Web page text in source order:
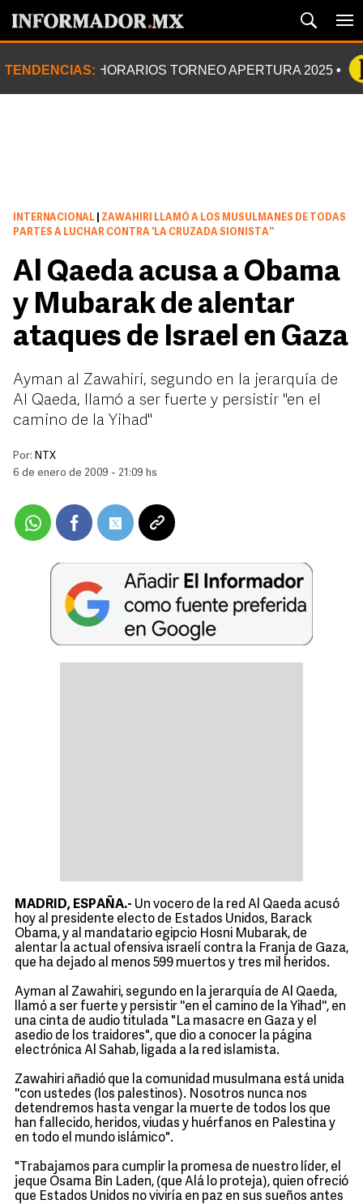
TENDENCIAS: HORARIOS TORNEO APERTURA 2025
INTERNACIONAL
ZAWAHIRI LLAMÓ A LOS MUSULMANES DE TODAS
PARTES A LUCHAR CONTRA 'LA CRUZADA SIONISTA''
Al Qaeda acusa a Obama
y Mubarak de alentar
ataques de Israel en Gaza
Ayman al Zawahiri, segundo en la jerarquía de
Al Qaeda, llamó a ser fuerte y persistir ''en el
camino de la Yihad''
Por: NTX
6 de enero de 2009 - 21:09 hs
MADRID, ESPAÑA.- Un vocero de la red Al Qaeda acusó
hoy al presidente electo de Estados Unidos, Barack
Obama, y al mandatario egipcio Hosni Mubarak, de
alentar la actual ofensiva israelí contra la Franja de Gaza,
que ha dejado al menos 599 muertos y tres mil heridos.
Ayman al Zawahiri, segundo en la jerarquía de Al Qaeda,
llamó a ser fuerte y persistir ''en el camino de la Yihad'', en
una cinta de audio titulada "La masacre en Gaza y el
asedio de los traidores", que dio a conocer la página
electrónica Al Sahab, ligada a la red islamista.
Zawahiri añadió que la comunidad musulmana está unida
''con ustedes (los palestinos). Nosotros nunca nos
detendremos hasta vengar la muerte de todos los que
han fallecido, heridos, viudas y huérfanos en Palestina y
en todo el mundo islámico".
"Trabajamos para cumplir la promesa de nuestro líder, el
jeque Osama Bin Laden, (que Alá lo proteja), quien ofreció
que Estados Unidos no viviría en paz en sus sueños antes